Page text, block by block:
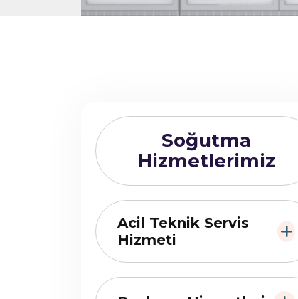
Soğutma
Hizmetlerimiz
Acil Teknik Servis
Hizmeti